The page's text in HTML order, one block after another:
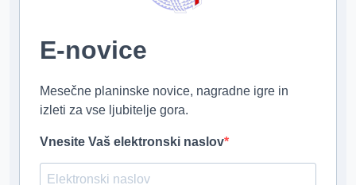
E-novice
Mesečne planinske novice, nagradne igre in
izleti za vse ljubitelje gora.
Vnesite Vaš elektronski naslov